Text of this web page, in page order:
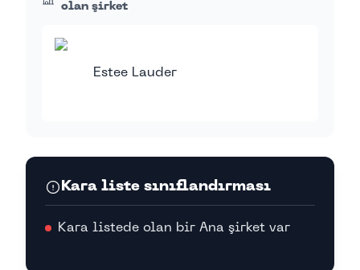
olan şirket
Estee Lauder
Kara liste sınıflandırması
Kara listede olan bir Ana şirket var